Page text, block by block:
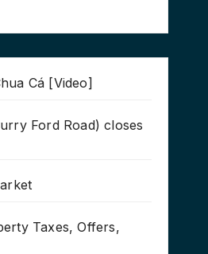
Cá [Video]
Ford Road) closes
Taxes, Offers,